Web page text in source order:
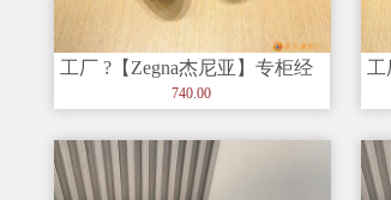
工厂 ?【Zegna杰尼亚】专柜经
典休闲鞋，以细节和创造力
740.00
工